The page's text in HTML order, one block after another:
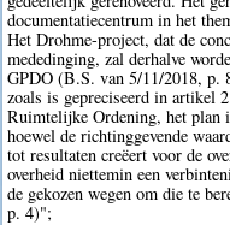
documentatiecentrum in het
Het Drohme-project, dat de
mededinging, zal derhalve
GPDO (B.S. van 5/11/2018, p.
zoals is gepreciseerd in artikel
Ruimtelijke Ordening, het plan
hoewel de richtinggevende
tot resultaten creëert voor de
overheid niettemin een
de gekozen wegen om die te
p. 4)";